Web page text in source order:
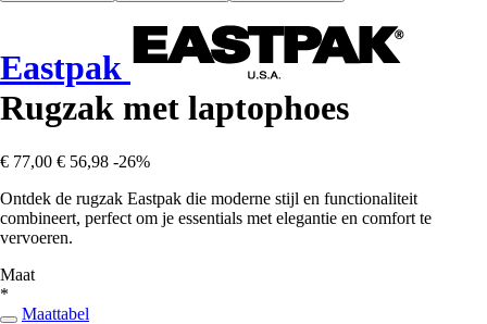
Eastpak
Rugzak met laptophoes
€ 77,00 € 56,98 -26%
Ontdek de rugzak Eastpak die moderne stijl en functionaliteit
combineert, perfect om je essentials met elegantie en comfort te
vervoeren.
Maat
*
Maattabel